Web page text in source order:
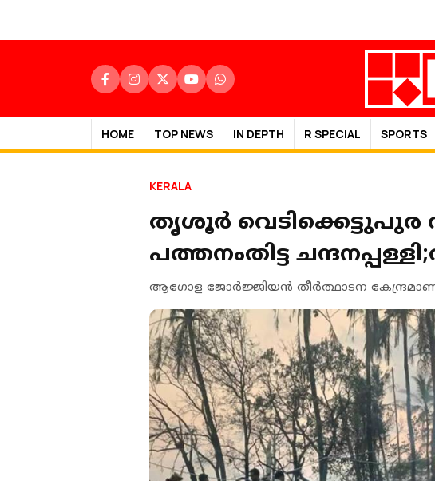
HOME TOP NEWS IN DEPTH R SPECIAL SPORTS
KERALA
തൃശൂർ വെടിക്കെട്ടുപുര
പത്തനംതിട്ട
ആഗോള ജോര്‍ജ്ജിയന്‍ തീര്‍ത്ഥാടന കേന്ദ്രമാണ്